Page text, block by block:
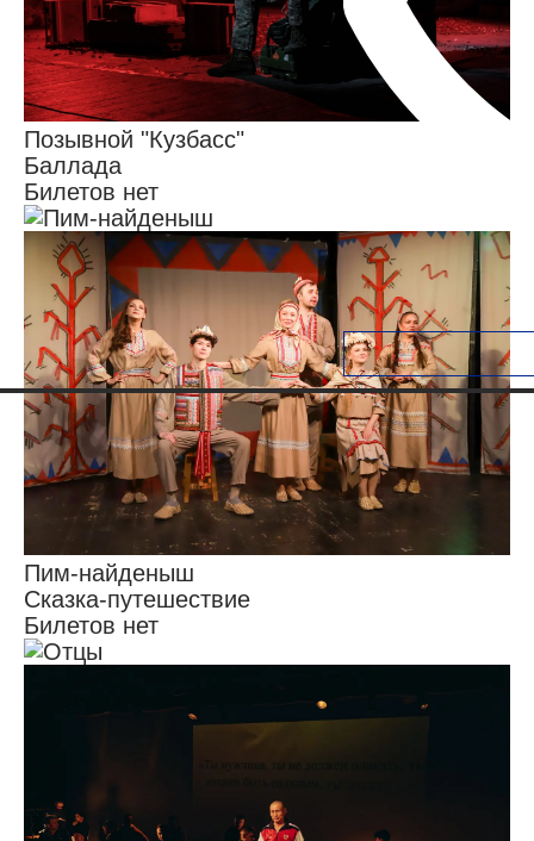
Позывной "Кузбасс"
Баллада
Билетов нет
Пим-найденыш
Сказка-путешествие
Билетов нет